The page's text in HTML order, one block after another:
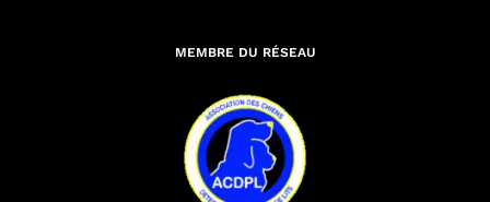
MEMBRE DU RÉSEAU